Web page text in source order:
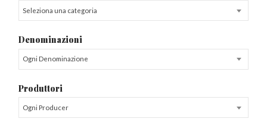
Seleziona una categoria
Denominazioni
Ogni Denominazione
Produttori
Ogni Producer